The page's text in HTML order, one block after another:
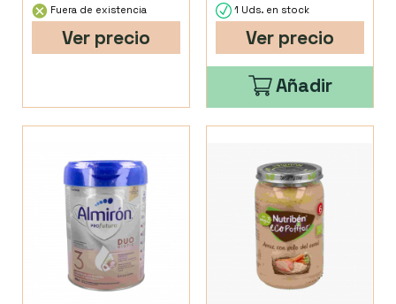
Fuera de existencia
Ver precio
1 Uds. en stock
Ver precio
Añadir